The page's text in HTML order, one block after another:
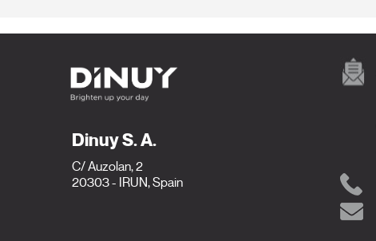
Dinuy S. A.
C/ Auzolan, 2
20303 - IRUN, Spain